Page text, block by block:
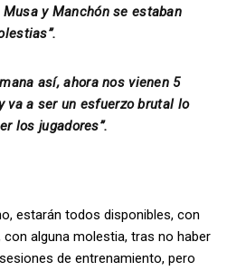
y Manchón se estaban
así, ahora nos vienen 5
va a ser un esfuerzo brutal lo
los jugadores”.
estarán todos disponibles, con
con alguna molestia, tras no haber
de entrenamiento, pero